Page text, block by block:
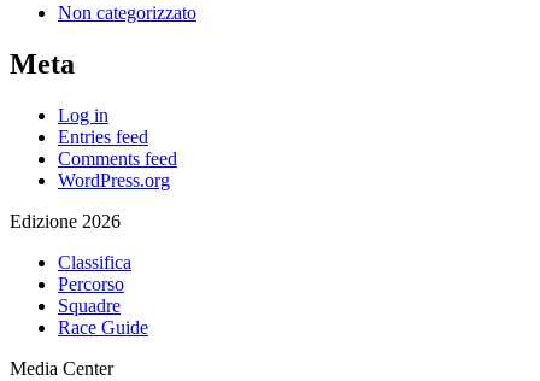
Non categorizzato
Meta
Log in
Entries feed
Comments feed
WordPress.org
Edizione 2026
Classifica
Percorso
Squadre
Race Guide
Media Center